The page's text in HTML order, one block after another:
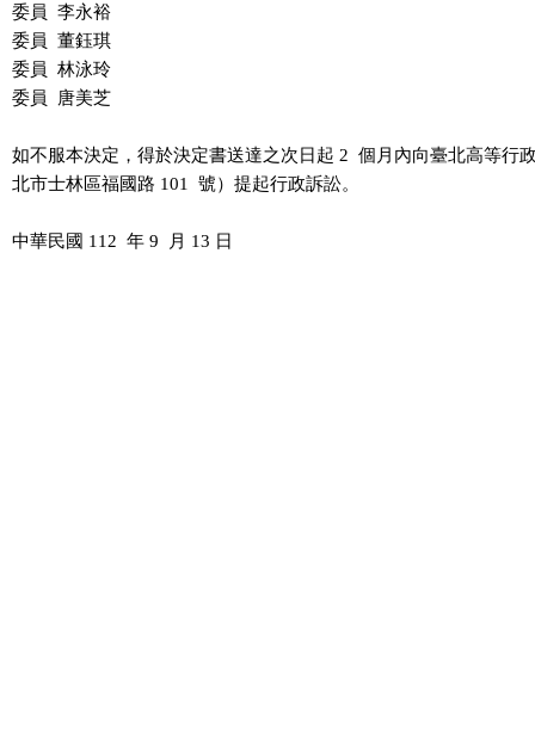
委員  李永裕
委員  董鈺琪
委員  林泳玲
委員  唐美芝
如不服本決定，得於決定書送達之次日起 2  個月內向臺北高等行
北市士林區福國路 101  號）提起行政訴訟。